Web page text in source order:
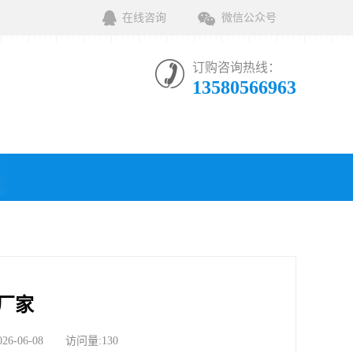
在线咨询 微信公众号
订购咨询热线：
13580566963
家
06-08 访问量:130